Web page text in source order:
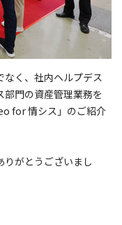
なく、社内ヘルプデス
部門の資産管理業務を
for 情シス」のご紹介
りがとうございまし